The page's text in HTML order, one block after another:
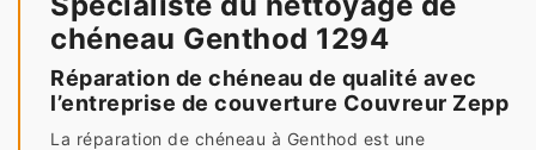
chéneau Genthod 1294
Réparation de chéneau de qualité avec
l’entreprise de couverture Couvreur Zepp
La réparation de chéneau à Genthod est une